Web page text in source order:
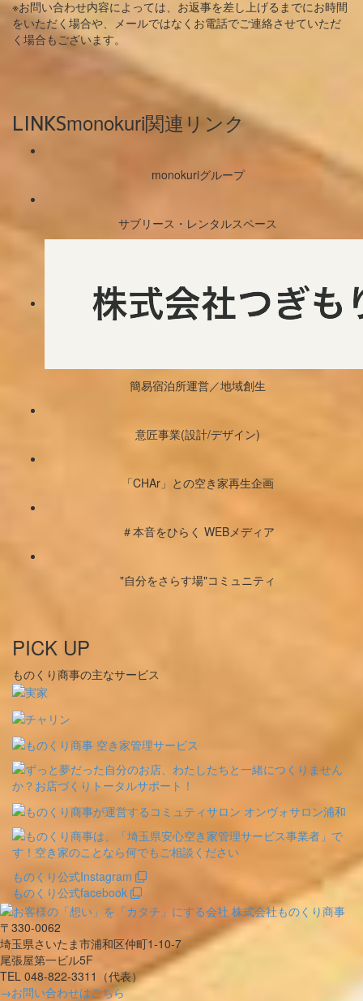
※お問い合わせ内容によっては、お返事を差し上げるまでにお時間
をいただく場合や、メールではなくお電話でご連絡させていただ
く場合もございます。
LINKSmonokuri関連リンク
monokuriグループ
サブリース・レンタルスペース
簡易宿泊所運営／地域創生
意匠事業(設計/デザイン)
「CHAr」との空き家再生企画
＃本音をひらく WEBメディア
"自分をさらす場"コミュニティ
PICK UP
ものくり商事の主なサービス
ものくり公式Instagram
ものくり公式facebook
〒330-0062
埼玉県さいたま市浦和区仲町1-10-7
尾張屋第一ビル5F
TEL 048-822-3311（代表）
→お問い合わせはこちら